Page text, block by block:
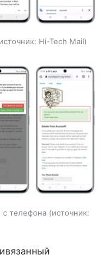
источник: Hi-Tech Mail
с телефона
источник: